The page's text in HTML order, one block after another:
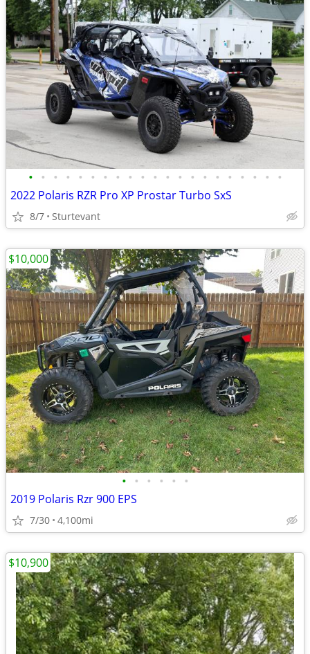
• • • • • • • • • • • • • • • • • • • • •
2022 Polaris RZR Pro XP Prostar Turbo SxS
8/7 Sturtevant
• • • • • •
2019 Polaris Rzr 900 EPS
7/30 4,100mi
$10,000
$10,900